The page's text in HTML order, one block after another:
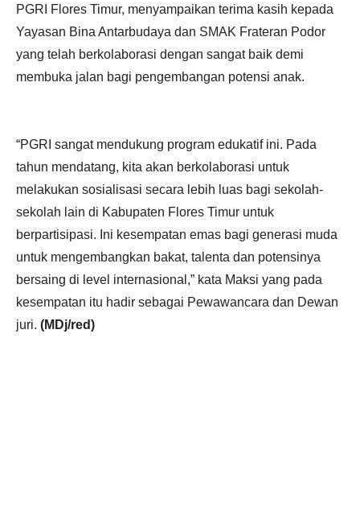
PGRI Flores Timur, menyampaikan terima kasih kepada
Yayasan Bina Antarbudaya dan SMAK Frateran Podor
yang telah berkolaborasi dengan sangat baik demi
membuka jalan bagi pengembangan potensi anak.
“PGRI sangat mendukung program edukatif ini. Pada
tahun mendatang, kita akan berkolaborasi untuk
melakukan sosialisasi secara lebih luas bagi sekolah-
sekolah lain di Kabupaten Flores Timur untuk
berpartisipasi. Ini kesempatan emas bagi generasi muda
untuk mengembangkan bakat, talenta dan potensinya
bersaing di level internasional,” kata Maksi yang pada
kesempatan itu hadir sebagai Pewawancara dan Dewan
juri. (MDj/red)